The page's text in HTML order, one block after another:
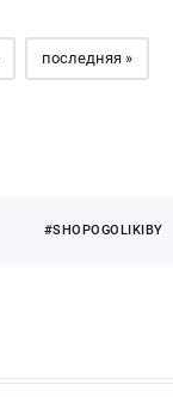
последняя »
#SHOPOGOLIKIBY